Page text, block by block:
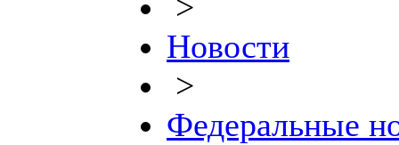
Новости
>
Федеральные